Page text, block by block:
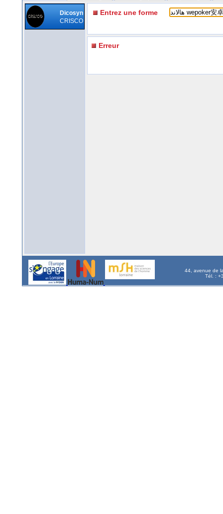
Dicosyn
CRISCO
Entrez une forme
Erreur
44, avenue de
Tél. :